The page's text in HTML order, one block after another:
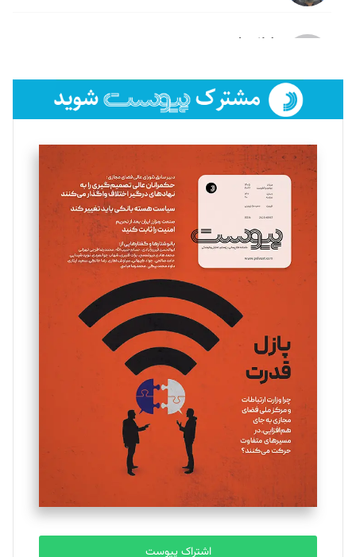
لیلا حنارود
فائزه فتحی رستمی
تحریریه
سروش کرمیان
تحریریه
مینا پاکدل
یسنا امان‌پور
تحریریه
ملینا جعفری
تحریریه
مصطفی مسجدی آرانی
تحریریه
اشتراک پیوست